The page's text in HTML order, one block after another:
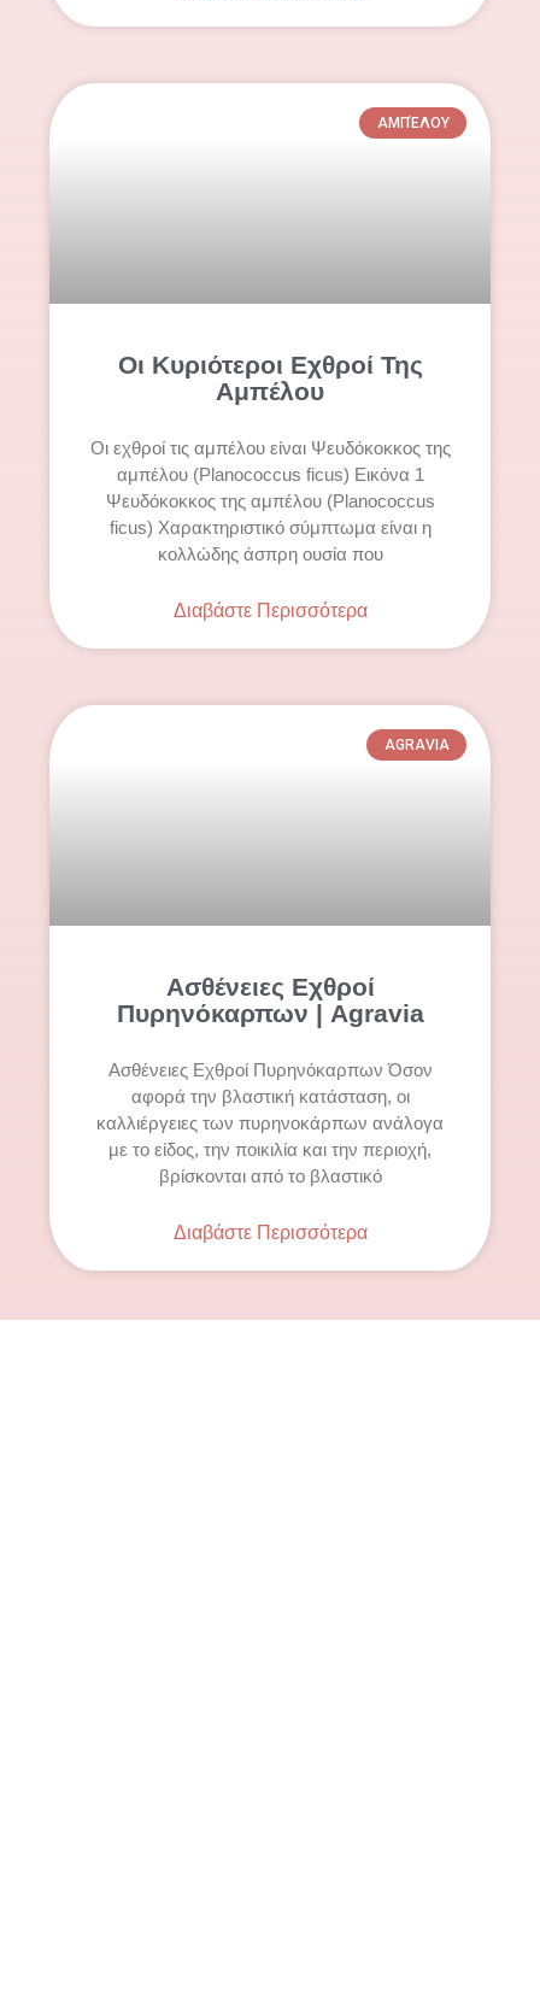
ΑΜΠΈΛΟΥ
Οι Κυριότεροι Εχθροί Της
Αμπέλου
Οι εχθροί τις αμπέλου είναι Ψευδόκοκκος της
αμπέλου (Planococcus ficus) Εικόνα 1
Ψευδόκοκκος της αμπέλου (Planococcus
ficus) Χαρακτηριστικό σύμπτωμα είναι η
κολλώδης άσπρη ουσία που
Διαβάστε Περισσότερα
AGRAVIA
Ασθένειες Εχθροί
Πυρηνόκαρπων | Agravia
Ασθένειες Εχθροί Πυρηνόκαρπων Όσον
αφορά την βλαστική κατάσταση, οι
καλλιέργειες των πυρηνοκάρπων ανάλογα
με το είδος, την ποικιλία και την περιοχή,
βρίσκονται από το βλαστικό
Διαβάστε Περισσότερα